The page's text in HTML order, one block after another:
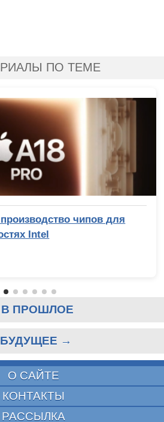
ПО ТЕМЕ
чипов для
Intel
ПРОШЛОЕ
→
О САЙТЕ
КОНТАКТЫ
РАССЫЛКА